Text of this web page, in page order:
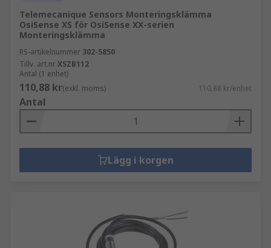
Telemecanique Sensors Monteringsklämma
OsiSense XS för OsiSense XX-serien
Monteringsklämma
RS-artikelnummer 302-5850
Tillv. art.nrXSZB112
Antal (1 enhet)
110,88 kr(exkl. moms) 110,88 kr/enhet
Antal
Lägg i korgen